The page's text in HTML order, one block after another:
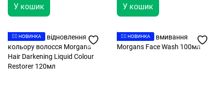
У кошик У кошик
👉🏻 НОВИНКА 👉🏻 НОВИНКА